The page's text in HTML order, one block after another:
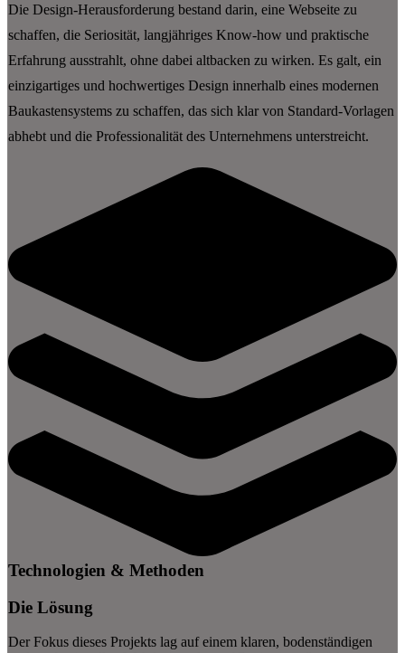
Die Design-Herausforderung bestand darin, eine Webseite zu
schaffen, die Seriosität, langjähriges Know-how und praktische
Erfahrung ausstrahlt, ohne dabei altbacken zu wirken. Es galt, ein
einzigartiges und hochwertiges Design innerhalb eines modernen
Baukastensystems zu schaffen, das sich klar von Standard-Vorlagen
abhebt und die Professionalität des Unternehmens unterstreicht.
Technologien & Methoden
Die Lösung
Der Fokus dieses Projekts lag auf einem klaren, bodenständigen